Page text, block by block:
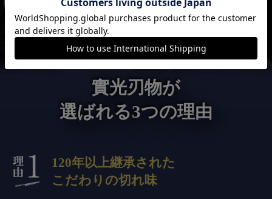
實光刃物が
選ばれる3つの理由
120年以上継承された
こだわりの切れ味